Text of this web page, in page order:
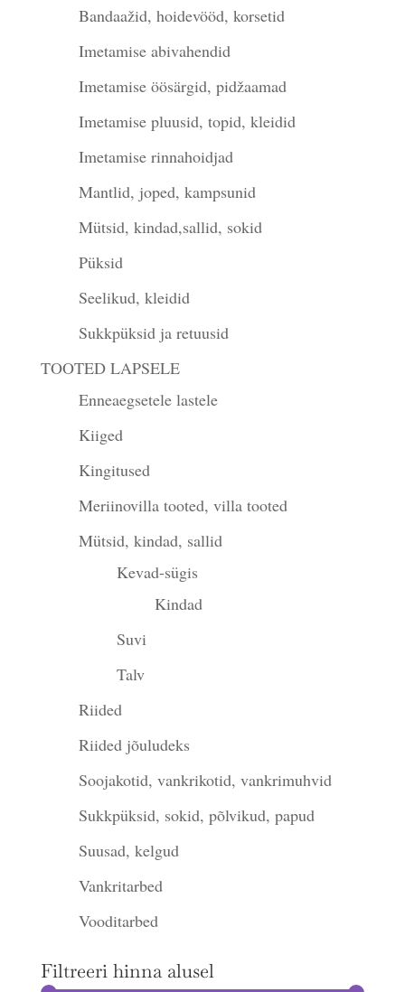
Bandaažid, hoidevööd, korsetid
Imetamise abivahendid
Imetamise öösärgid, pidžaamad
Imetamise pluusid, topid, kleidid
Imetamise rinnahoidjad
Mantlid, joped, kampsunid
Mütsid, kindad,sallid, sokid
Püksid
Seelikud, kleidid
Sukkpüksid ja retuusid
TOOTED LAPSELE
Enneaegsetele lastele
Kiiged
Kingitused
Meriinovilla tooted, villa tooted
Mütsid, kindad, sallid
Kevad-sügis
Kindad
Suvi
Talv
Riided
Riided jõuludeks
Soojakotid, vankrikotid, vankrimuhvid
Sukkpüksid, sokid, põlvikud, papud
Suusad, kelgud
Vankritarbed
Vooditarbed
Filtreeri hinna alusel